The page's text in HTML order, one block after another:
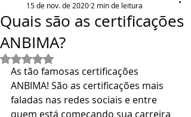
Quais são as certificações
ANBIMA?
15 de nov. de 2020 2 min de leitura
Avaliado com NaN de 5 estrelas.
As tão famosas certificações
ANBIMA! São as certificações mais
faladas nas redes sociais e entre
quem está começando sua carreira